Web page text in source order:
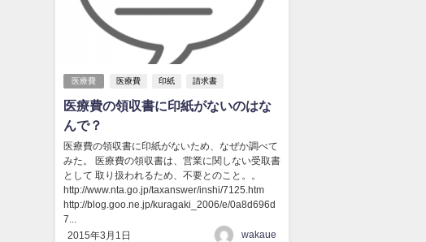
医療費 医療費 印紙 請求書
医療費の領収書に印紙がないのはな
んで？
医療費の領収書に印紙がないため、なぜか調べて
みた。 医療費の領収書は、営業に関しない受取書
として 取り扱われるため、不要とのこと。。
http://www.nta.go.jp/taxanswer/inshi/7125.htm
http://blog.goo.ne.jp/kuragaki_2006/e/0a8d696d
7...
2015年3月1日
wakaue